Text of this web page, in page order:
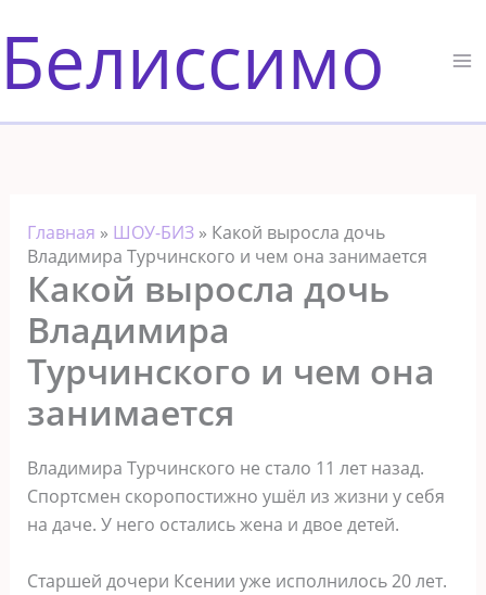
к
содержимому
Белиссимо
Главная » ШОУ-БИЗ» Какой выросла дочь
Владимира Турчинского и чем она занимается
Какой выросла дочь
Владимира
Турчинского и чем она
занимается
Владимира Турчинского не стало 11 лет назад.
Спортсмен скоропостижно ушёл из жизни у себя
на даче. У него остались жена и двое детей.
Старшей дочери Ксении уже исполнилось 20 лет.